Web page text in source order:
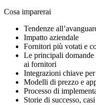
Cosa imparerai
Tendenze
Impatto aziendale
Fornitori più votati e
Le principali
ai fornitori
Integrazioni chiave
Modelli di prezzo e
Processo di
Storie di successo,